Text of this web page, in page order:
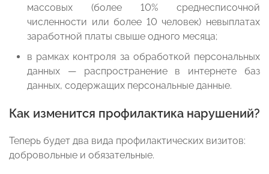
массовых (более 10% среднесписочной
численности или более 10 человек) невыплатах
заработной платы свыше одного месяца;
в рамках контроля за обработкой персональных
данных — распространение в интернете баз
данных, содержащих персональные данные.
Как изменится профилактика нарушений?
Теперь будет два вида профилактических визитов:
добровольные и обязательные.